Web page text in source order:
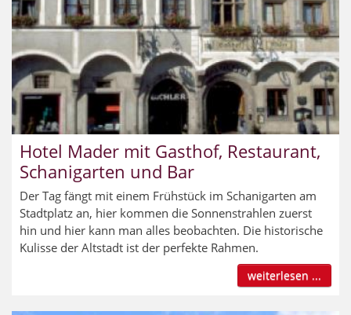
Hotel Mader mit Gasthof, Restaurant,
Schanigarten und Bar
Der Tag fängt mit einem Frühstück im Schanigarten am
Stadtplatz an, hier kommen die Sonnenstrahlen zuerst
hin und hier kann man alles beobachten. Die historische
Kulisse der Altstadt ist der perfekte Rahmen.
weiterlesen ...